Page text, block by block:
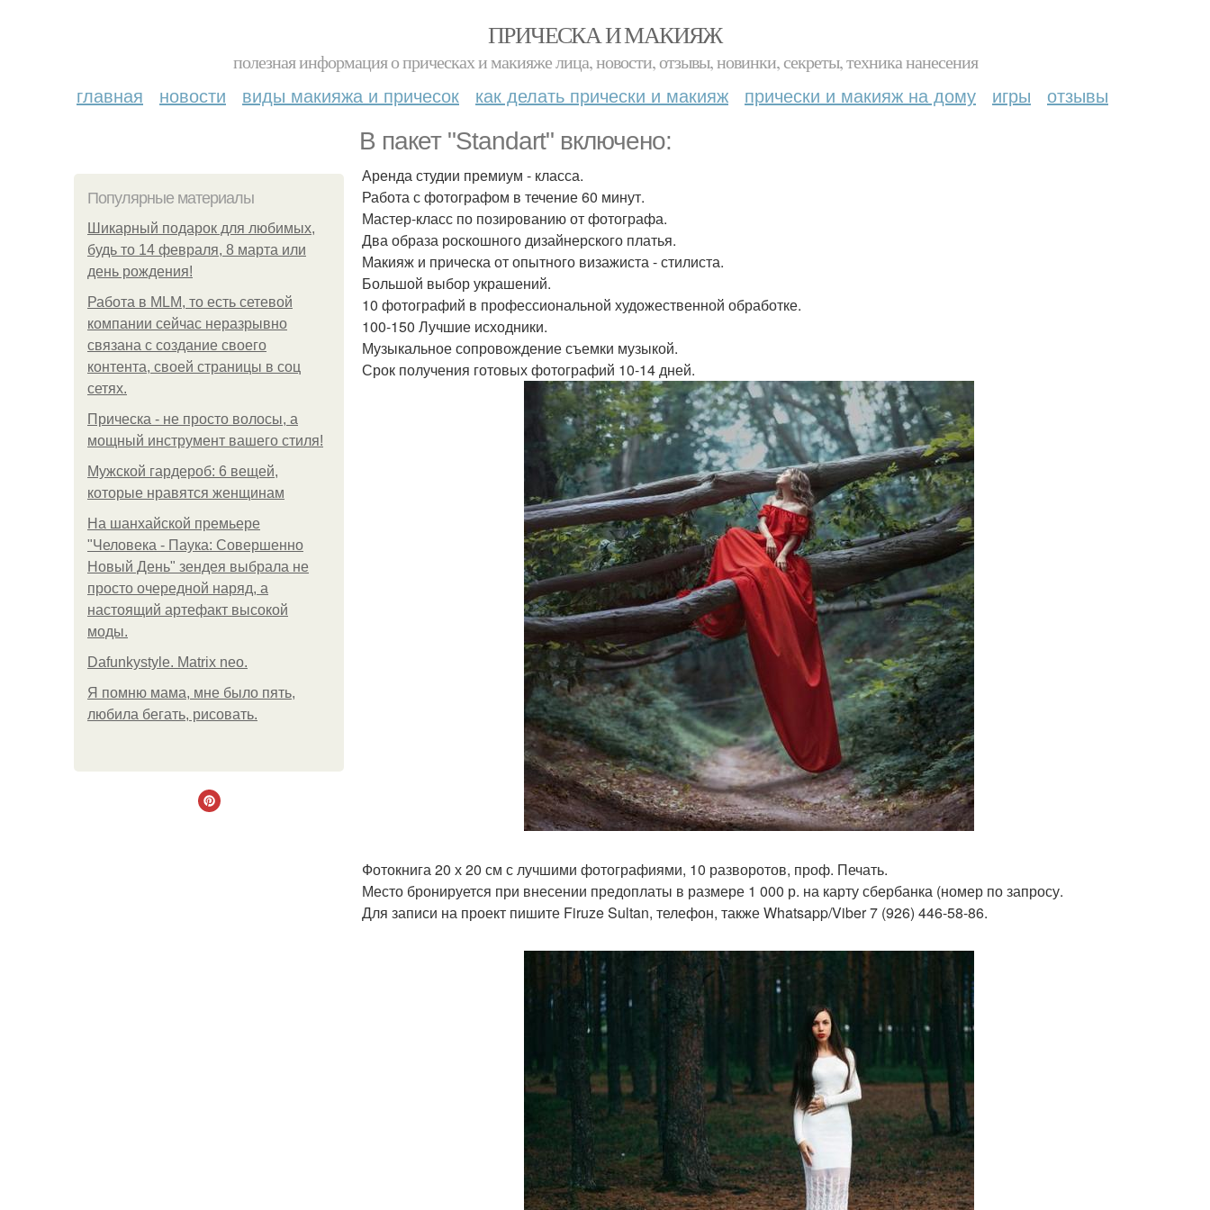
ПРИЧЕСКА И МАКИЯЖ
полезная информация о прическах и макияже лица, новости, отзывы, новинки, секреты, техника нанесения
главная новости виды макияжа и причесок как делать прически и макияж прически и макияж на дому игры отзывы
В пакет "Standart" включено:
Популярные материалы
Шикарный подарок для любимых,
будь то 14 февраля, 8 марта или
день рождения!
Работа в MLM, то есть сетевой
компании сейчас неразрывно
связана с создание своего
контента, своей страницы в соц
сетях.
Прическа - не просто волосы, а
мощный инструмент вашего стиля!
Мужской гардероб: 6 вещей,
которые нравятся женщинам
На шанхайской премьере
"Человека - Паука: Совершенно
Новый День" зендея выбрала не
просто очередной наряд, а
настоящий артефакт высокой
моды.
Dafunkystyle. Matrix neo.
Я помню мама, мне было пять,
любила бегать, рисовать.
Аренда студии премиум - класса.
Работа с фотографом в течение 60 минут.
Мастер-класс по позированию от фотографа.
Два образа роскошного дизайнерского платья.
Макияж и прическа от опытного визажиста - стилиста.
Большой выбор украшений.
10 фотографий в профессиональной художественной обработке.
100-150 Лучшие исходники.
Музыкальное сопровождение съемки музыкой.
Срок получения готовых фотографий 10-14 дней.
Фотокнига 20 х 20 см с лучшими фотографиями, 10 разворотов, проф. Печать.
Место бронируется при внесении предоплаты в размере 1 000 р. на карту сбербанка (номер по запросу.
Для записи на проект пишите Firuze Sultan, телефон, также Whatsapp/Viber 7 (926) 446-58-86.